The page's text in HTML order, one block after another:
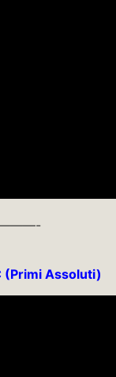
(Primi Assoluti)